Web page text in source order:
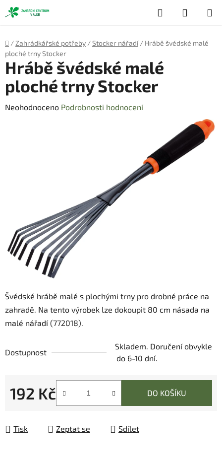
Přejít
na
obsah
Hledat
KOŠÍK
Domů
/ Zahrádkářské potřeby /Stocker nářadí / Hrábě švédské malé
ploché trny Stocker
Švédské hrábě malé s plochými trny pro drobné práce na
zahradě. Na tento výrobek lze dokoupit 80 cm násada na
malé nářadí (772018).
Dostupnost
Skladem. Doručení obvykle
do 6-10 dní.
192 Kč DO KOŠÍKU
Tisk Zeptat se Sdílet
Hrábě švédské malé
ploché trny Stocker
Průměrné
Neohodnoceno Podrobnosti hodnocení